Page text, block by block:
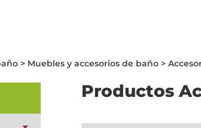
MÁS QUE MATERIALES
> Muebles y accesorios de baño >
Productos